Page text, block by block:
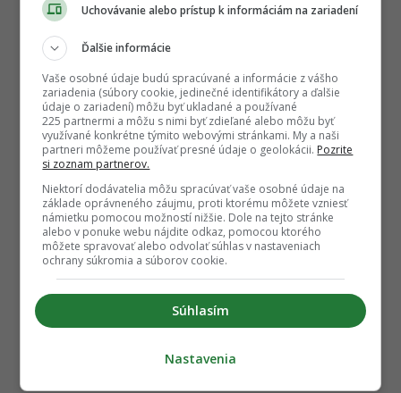
Uchovávanie alebo prístup k informáciám na zariadení
Ďalšie informácie
Vaše osobné údaje budú spracúvané a informácie z vášho
zariadenia (súbory cookie, jedinečné identifikátory a ďalšie
údaje o zariadení) môžu byť ukladané a používané
225 partnermi a môžu s nimi byť zdieľané alebo môžu byť
využívané konkrétne týmito webovými stránkami. My a naši
partneri môžeme používať presné údaje o geolokácii. Pozrite
si zoznam partnerov.
Niektorí dodávatelia môžu spracúvať vaše osobné údaje na
základe oprávneného záujmu, proti ktorému môžete vzniesť
námietku pomocou možností nižšie. Dole na tejto stránke
alebo v ponuke webu nájdite odkaz, pomocou ktorého
môžete spravovať alebo odvolať súhlas v nastaveniach
ochrany súkromia a súborov cookie.
Súhlasím
Nastavenia